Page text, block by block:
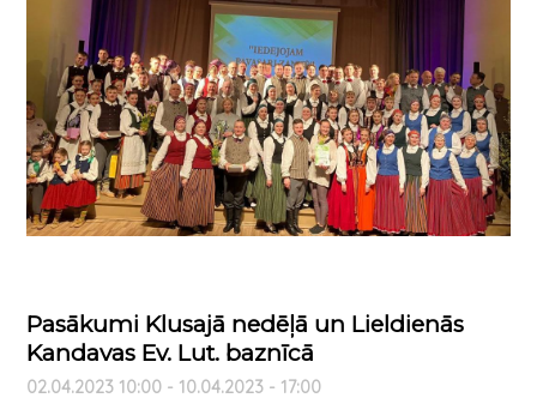
Pasākumi Klusajā nedēļā un Lieldienās
Kandavas Ev. Lut. baznīcā
02.04.2023 10:00 - 10.04.2023 - 17:00